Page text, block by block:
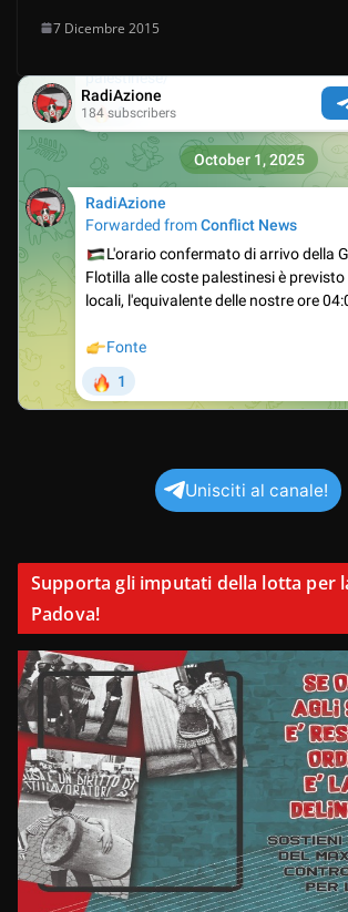
7 Dicembre 2015
Unisciti al canale!
Supporta gli imputati della lotta per
Padova!